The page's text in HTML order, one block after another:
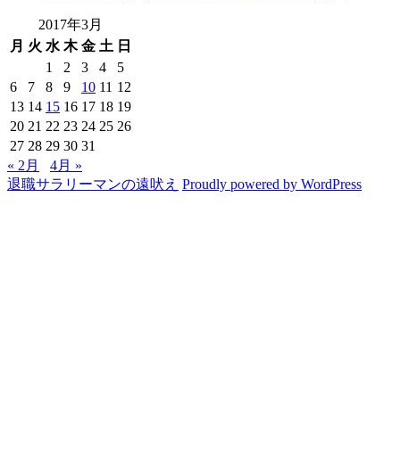
2017年3月
月 火 水 木 金 土 日
1
2 3 4
5
6
7 8 9 10 11 12
13 14 15 16 17 18 19
20 21 22 23 24 25 26
27 28 29 30 31
« 2月
4月 »
退職サラリーマンの遠吠え Proudly powered by WordPress